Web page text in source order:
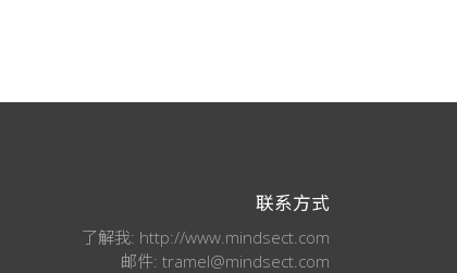
联系方式
了解我: http://www.mindsect.com
邮件: tramel@mindsect.com